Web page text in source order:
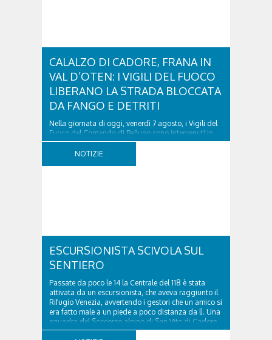
CALALZO DI CADORE, FRANA IN
VAL D’OTEN: I VIGILI DEL FUOCO
LIBERANO LA STRADA BLOCCATA
DA FANGO E DETRITI
Nella giornata di oggi, venerdì 7 agosto, i Vigili del
Fuoco del Comando di Belluno sono intervenuti in
località Diassa, in Val d’Oten, nel comune di Calalzo
di Cadore, per liberare una strada rimasta bloccata
NOTIZIE
ESCURSIONISTA SCIVOLA SUL
SENTIERO
Passate da poco le 14 la Centrale del 118 è stata
attivata da un escursionista, che aveva raggiunto il
Rifugio Venezia, avvertendo i gestori che un amico si
era fatto male a un piede a poco distanza da lì. Una
squadra del Soccorso alpino di San Vito di Cadore
ha quindi raggiunto l'infortunato...